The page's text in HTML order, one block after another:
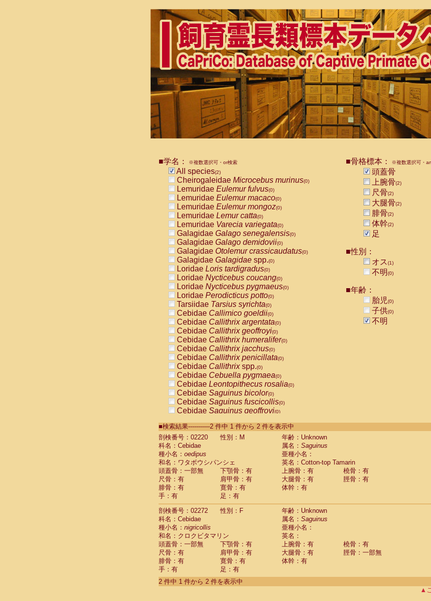
■学名： ※複数選択可・or検索
All species(2)
Cheirogaleidae Microcebus murinus(0)
Lemuridae Eulemur fulvus(0)
Lemuridae Eulemur macaco(0)
Lemuridae Eulemur mongoz(0)
Lemuridae Lemur catta(0)
Lemuridae Varecia variegata(0)
Galagidae Galago senegalensis(0)
Galagidae Galago demidovii(0)
Galagidae Otolemur crassicaudatus(0)
Galagidae Galagidae spp.(0)
Loridae Loris tardigradus(0)
Loridae Nycticebus coucang(0)
Loridae Nycticebus pygmaeus(0)
Loridae Perodicticus potto(0)
Tarsiidae Tarsius syrichta(0)
Cebidae Callimico goeldii(0)
Cebidae Callithrix argentata(0)
Cebidae Callithrix geoffroyi(0)
Cebidae Callithrix humeralifer(0)
Cebidae Callithrix jacchus(0)
Cebidae Callithrix penicillata(0)
Cebidae Callithrixspp.(0)
Cebidae Cebuella pygmaea(0)
Cebidae Leontopithecus rosalia(0)
Cebidae Saguinus bicolor(0)
Cebidae Saguinus fuscicollis(0)
Cebidae Saguinus geoffroyi(0)
CebidaeSaguinus labiatus(0)
Cebidae Saguinus leucopus (0)
Cebidae
Cebidae
CebidaeSaguinus nigricollis (1)
Cebidae Saguinus oedipus
Cebidae Saguinus weddelli
Cebidae Saguinusspp.
Cebidae Aotus trivirgatus
Cebidae Cebus albifrons
Cebidae
CebidaeCebus capucinus
CebidaeCebus nigrivittatus
Cebidae Cebusspp.(0)
Cebidae Saimiri boliviensis
Cebidae Saimiri sciureus
Atelidae Alouatta caraya
AtelidaeAlouatta fusca
AtelidaeAlouatta seniculus
■骨格標本： ※複数選択可・
頭蓋骨
上腕骨(2)
尺骨(2)
大腿骨(2)
腓骨(2)
体幹(2)
足
■性別：
オス(1)
不明(0)
■年齢：
胎児(0)
子供(0)
不明
■検索結果-----------2 件中 1 件から 2 件を表示中
剖検番号：02220
性別：M
年齢：Unknown
科名：Cebidae
属名： Saguinus
種小名： oedipus
亜種小名：
和名：ワタボウシパンシェ
英名：Cotton-top Tamarin
頭蓋骨：一部無
下顎骨：有 上腕骨：有
橈骨：有
尺骨：有
肩甲骨：有 大腿骨：有
脛骨：有
腓骨：有
寛骨：有
体幹：有
手：有
足：有
剖検番号：02272
性別：F
年齢：Unknown
科名：Cebidae
属名： Saguinus
種小名： nigricollis
亜種小名：
和名：クロクビタマリン
英名：
頭蓋骨：一部無
下顎骨：有 上腕骨：有
橈骨：有
尺骨：有
肩甲骨：有 大腿骨：有
脛骨：一部無
腓骨：有
寛骨：有
体幹：有
手：有
足：有
2 件中 1 件から 2 件を表示中
▲